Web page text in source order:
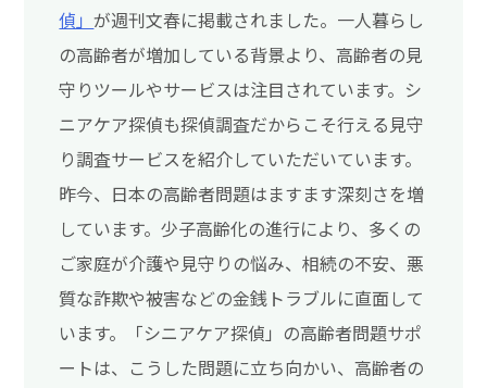
偵」が週刊文春に掲載されました。一人暮らし
の高齢者が増加している背景より、高齢者の見
守りツールやサービスは注目されています。シ
ニアケア探偵も探偵調査だからこそ行える見守
り調査サービスを紹介していただいています。
昨今、日本の高齢者問題はますます深刻さを増
しています。少子高齢化の進行により、多くの
ご家庭が介護や見守りの悩み、相続の不安、悪
質な詐欺や被害などの金銭トラブルに直面して
います。「シニアケア探偵」の高齢者問題サポ
ートは、こうした問題に立ち向かい、高齢者の